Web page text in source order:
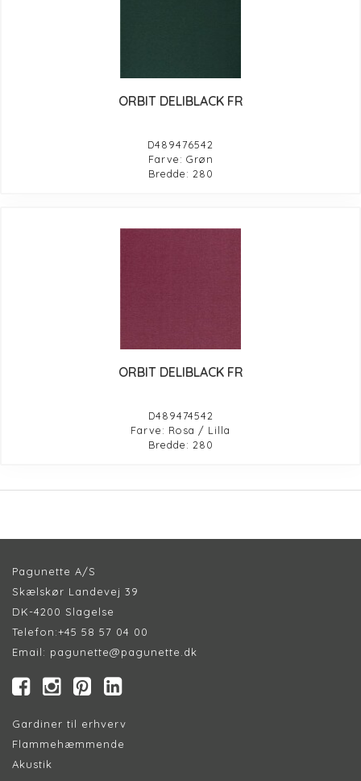
ORBIT DELIBLACK FR
D489476542
Farve: Grøn
Bredde: 280
ORBIT DELIBLACK FR
D489474542
Farve: Rosa / Lilla
Bredde: 280
Pagunette A/S
Skælskør Landevej 39
DK-4200 Slagelse
Telefon:+45 58 57 04 00
Email: pagunette@pagunette.dk
Gardiner til erhverv
Flammehæmmende
Akustik